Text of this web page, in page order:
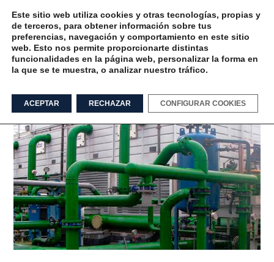
ayudas y subevenciones Tag
Este sitio web utiliza cookies y otras tecnologías, propias y
de terceros, para obtener información sobre tus
preferencias, navegación y comportamiento en este sitio
web. Esto nos permite proporcionarte distintas
funcionalidades en la página web, personalizar la forma en
la que se te muestra, o analizar nuestro tráfico.
ACEPTAR RECHAZAR CONFIGURAR COOKIES